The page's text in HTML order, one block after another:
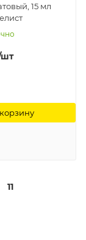
15 мл
11